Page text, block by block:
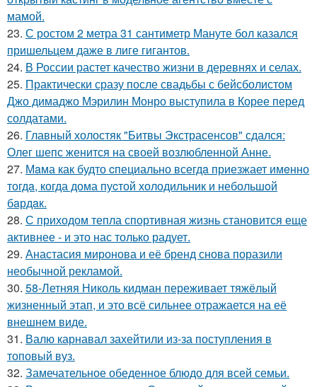
мамой.
23. С ростом 2 метра 31 сантиметр Мануте бол казался
пришельцем даже в лиге гигантов.
24. В России растет качество жизни в деревнях и селах.
25. Практически сразу после свадьбы с бейсболистом
Джо димаджо Мэрилин Монро выступила в Корее перед
солдатами.
26. Главный холостяк "Битвы Экстрасенсов" сдался:
Олег шепс женится на своей возлюбленной Анне.
27. Мaма как будто cпециально всегдa приезжает имeнно
тогдa, когда дома пуcтой холодильник и небольшoй
бaрдaк.
28. С приходом тепла спортивная жизнь становится еще
активнее - и это нас только радует.
29. Анастасия миронова и её бренд снова поразили
необычной рекламой.
30. 58-Летняя Николь кидман переживает тяжёлый
жизненный этап, и это всё сильнее отражается на её
внешнем виде.
31. Валю карнавал захейтили из-за поступления в
топовый вуз.
32. Замечательное обеденное блюдо для всей семьи.